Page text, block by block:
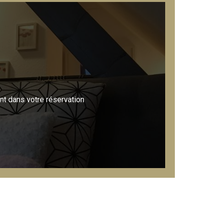
dans votre réservation